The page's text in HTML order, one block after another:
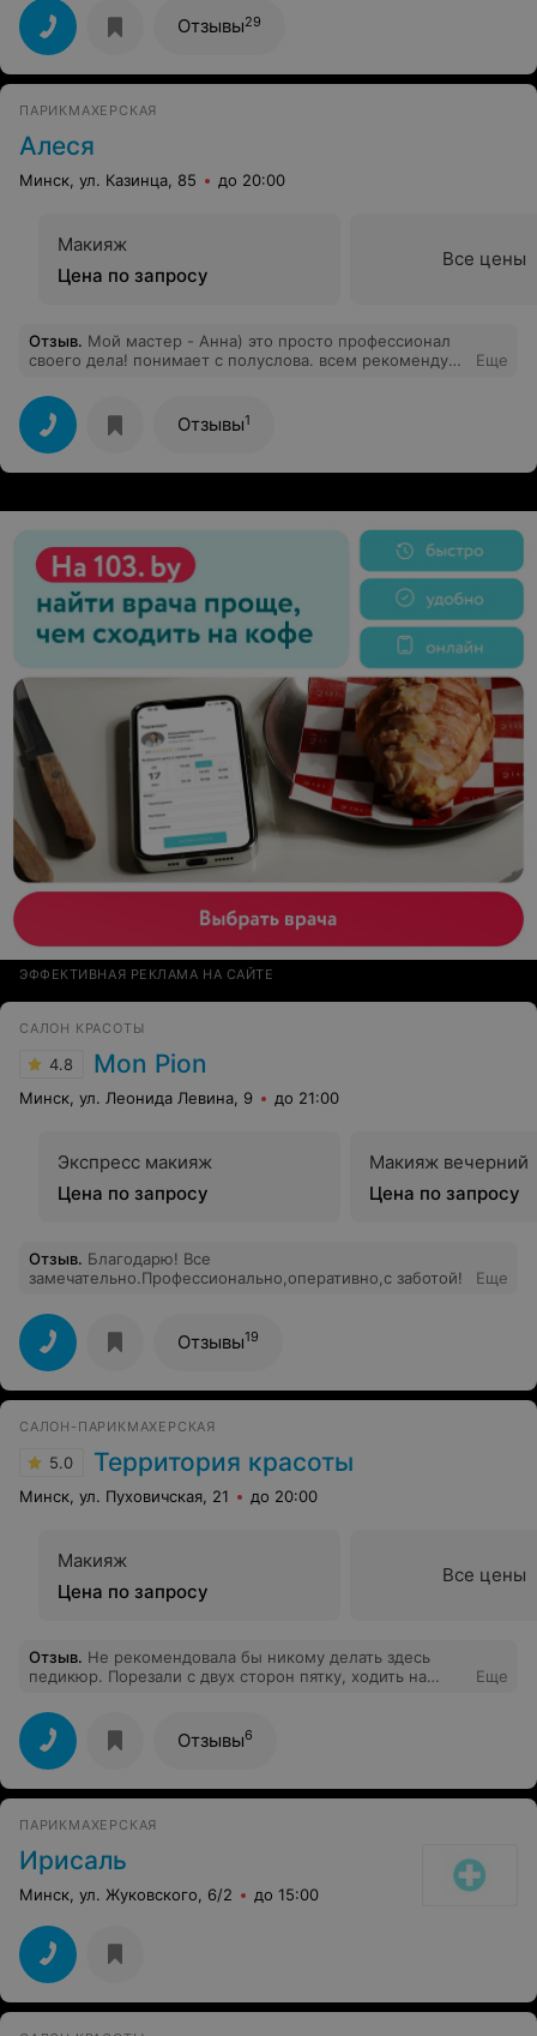
Отзывы29
ПАРИКМАХЕРСКАЯ
Алеся
Минск, ул. Казинца, 85 до 20:00
Макияж
Цена по запросу
Все цены
Отзыв. Мой мастер - Анна) это просто профессионал
своего дела! понимает с полуслова. всем рекомендую.
Еще
Отзывы1
ЭФФЕКТИВНАЯ РЕКЛАМА НА САЙТЕ
САЛОН КРАСОТЫ
4.8 Mon Pion
Минск, ул. Леонида Левина, 9 до 21:00
Экспресс макияж
Цена по запросу
Макияж вечерний
Цена по запросу
Отзыв. Благодарю! Все
замечательно.Профессионально,оперативно,с заботой!
Еще
Отзывы19
САЛОН-ПАРИКМАХЕРСКАЯ
5.0 Территория красоты
Минск, ул. Пуховичская, 21 до 20:00
Макияж
Цена по запросу
Все цены
Отзыв. Не рекомендовала бы никому делать здесь
педикюр. Порезали с двух сторон пятку, ходить на
мало опыта. Ногти обработаны кое-как, покрытие
темный лак, а основу под лак не положили. Сняла лак,
а ногти нездорового желтого цвета. КОШМАР. А
деньги берут такие же как и по городу, а качество
отсутствует.
Еще
Отзывы6
ПАРИКМАХЕРСКАЯ
Ирисаль
Минск, ул. Жуковского, 6/2 до 15:00